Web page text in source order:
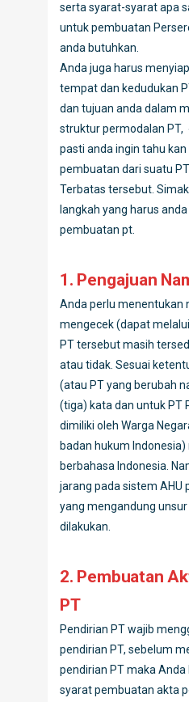
serta syarat-syarat apa
untuk pembuatan
anda butuhkan.
Anda juga harus
tempat dan kedudukan
dan tujuan anda dalam
struktur permodalan PT,
pasti anda ingin tahu
pembuatan dari suatu
Terbatas tersebut.
langkah yang harus
pembuatan pt.
1. Pengajuan
Anda perlu menentukan
mengecek (dapat
PT tersebut masih
atau tidak. Sesuai
(atau PT yang berubah
(tiga) kata dan untuk PT
dimiliki oleh Warga
badan hukum
berbahasa Indonesia.
jarang pada sistem AHU
yang mengandung
dilakukan.
2. Pembuatan
PT
Pendirian PT wajib
pendirian PT, sebelum
pendirian PT maka
syarat pembuatan akta